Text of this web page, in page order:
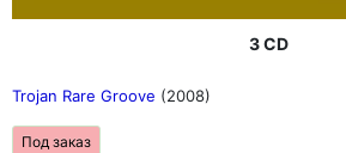
3 CD
Trojan Rare Groove (2008)
Под заказ